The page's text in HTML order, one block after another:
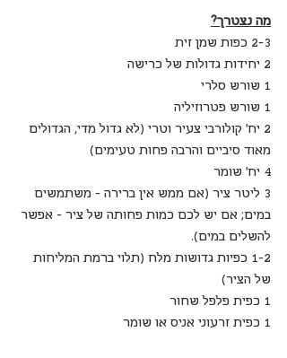
מה נצטרך?
2-3 כפות שמן זית
2 יחידות גדולות של כרישה
1 שורש סלרי
1 שורש פטרוזיליה
2 יח' קולורבי צעיר וטרי (לא גדול מדי, הגדולים
מאוד סיביים והרבה פחות טעימים)
4 יח' שומר
3 ליטר ציר (אם ממש אין ברירה - משתמשים
במים; אם יש לכם כמות פחותה של ציר - אפשר
להשלים במים).
1-2 כפיות גדושות מלח (תלוי ברמת המליחות
של הציר)
1 כפית פלפל שחור
1 כפית זרעוני אניס או שומר